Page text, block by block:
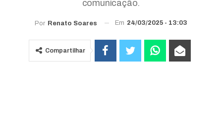
comunicação.
Por Renato Soares Em 24/03/2025 - 13:03
Compartilhar